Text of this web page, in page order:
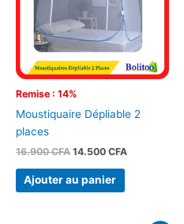
Remise : 14%
Moustiquaire Dépliable 2
places
16.900CFA 14.500 CFA
Ajouter au panier